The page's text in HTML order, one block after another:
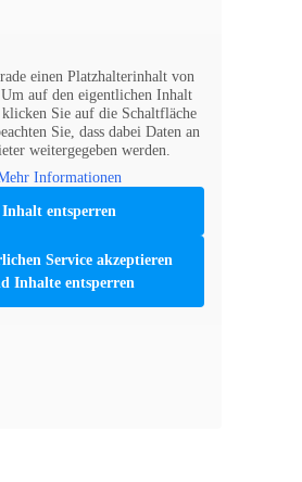
einen Platzhalterinhalt von
. Um auf den eigentlichen Inhalt
Sie auf die Schaltfläche
Sie, dass dabei Daten an
weitergegeben werden.
Informationen
Inhalt entsperren
Service akzeptieren
Inhalte entsperren